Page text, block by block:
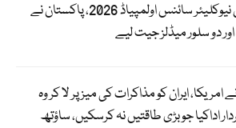
انٹرنیشنل نیوکلیئر سائنس اولمپیاڈ 2026، پاکستان نے
دو سلور میڈلز جیت لیے
امریکا، ایران کو مذاکرات کی میز پر لا کر وہ
اداکیا جو بڑی طاقتیں نہ کرسکیں، ساؤتھ